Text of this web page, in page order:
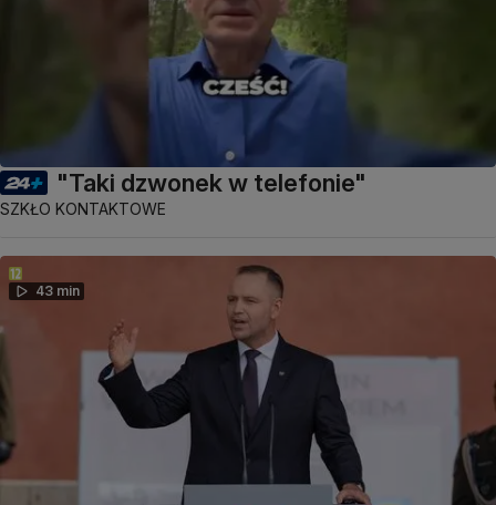
"Taki dzwonek w telefonie"
SZKŁO KONTAKTOWE
43 min